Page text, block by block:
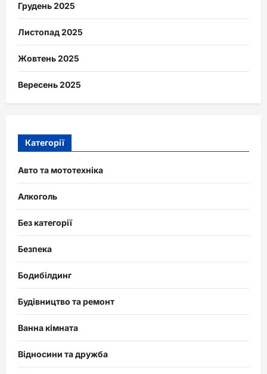
Грудень 2025
Листопад 2025
Жовтень 2025
Вересень 2025
Категорії
Авто та мототехніка
Алкоголь
Без категорії
Безпека
Бодибілдинг
Будівництво та ремонт
Ванна кімната
Відносини та дружба